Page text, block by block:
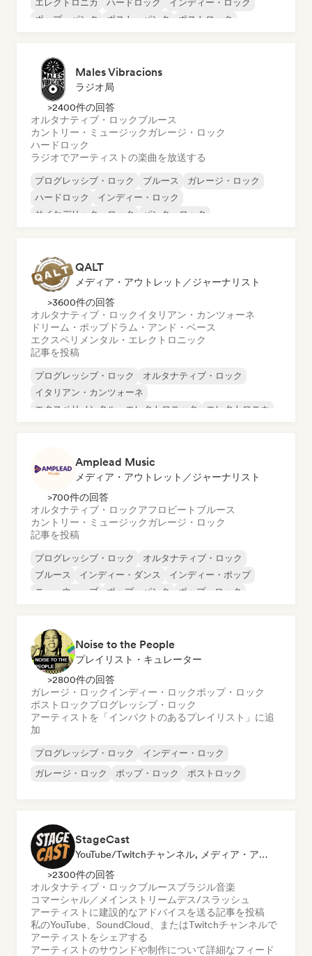
エレクトロニカ ハードロック
インディー・ロック
ポップ・パンク
ポスト・パンク ポストロック
Males Vibracions
ラジオ局
>2400件の回答
オルタナティブ・ロックブルース
カントリー・ミュージックガレージ・ロック
ハードロック
ラジオでアーティストの楽曲を放送する
プログレッシブ・ロック ブルース
ガレージ・ロック
ハードロック
インディー・ロック
サイケデリック・ロック
パンク・ロック
QALT
メディア・アウトレット／ジャーナリスト
>3600件の回答
オルタナティブ・ロックイタリアン・カンツォーネ
ドリーム・ポップドラム・アンド・ベース
エクスペリメンタル・エレクトロニック
記事を投稿
プログレッシブ・ロック
オルタナティブ・ロック
イタリアン・カンツォーネ
エクスペリメンタル・エレクトロニック
エレクトロニカ
Amplead Music
メディア・アウトレット／ジャーナリスト
>700件の回答
オルタナティブ・ロックアフロビート ブルース
カントリー・ミュージックガレージ・ロック
記事を投稿
プログレッシブ・ロック
オルタナティブ・ロック
ブルース
インディー・ダンス
インディー・ポップ
ニューウェーブ
ポップ・パンク ポップ・ロック
Noise to the People
プレイリスト・キュレーター
>2800件の回答
ガレージ・ロックインディー・ロックポップ・ロック
ポストロックプログレッシブ・ロック
アーティストを「インパクトのあるプレイリスト」に追
加
プログレッシブ・ロック
インディー・ロック
ガレージ・ロック
ポップ・ロック ポストロック
StageCast
YouTube/Twitchチャンネル, メディア・アウトレット／ジャーナリスト, メンター, ソーシャルメディアインフルエンサー, サウンドエキスパート
>2300件の回答
オルタナティブ・ロックブルースブラジル音楽
コマーシャル／メインストリームデス/スラッシュ
アーティストに建設的なアドバイスを送る記事を投稿
私のYouTube、SoundCloud、またはTwitchチャンネルで
アーティストをシェアする
アーティストのサウンドや制作について詳細なフィード